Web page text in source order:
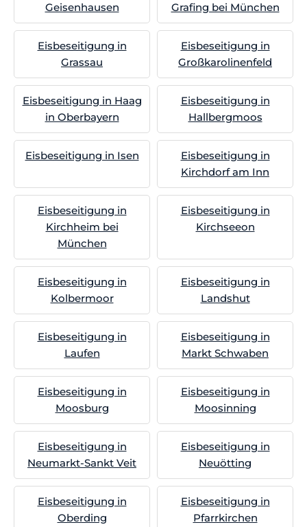
Geisenhausen
Grafing bei München
Eisbeseitigung in
Grassau
Eisbeseitigung in
Großkarolinenfeld
Eisbeseitigung in Haag
in Oberbayern
Eisbeseitigung in
Hallbergmoos
Eisbeseitigung in Isen
Eisbeseitigung in
Kirchdorf am Inn
Eisbeseitigung in
Kirchheim bei
München
Eisbeseitigung in
Kirchseeon
Eisbeseitigung in
Kolbermoor
Eisbeseitigung in
Landshut
Eisbeseitigung in
Laufen
Eisbeseitigung in
Markt Schwaben
Eisbeseitigung in
Moosburg
Eisbeseitigung in
Moosinning
Eisbeseitigung in
Neumarkt-Sankt Veit
Eisbeseitigung in
Neuötting
Eisbeseitigung in
Oberding
Eisbeseitigung in
Pfarrkirchen